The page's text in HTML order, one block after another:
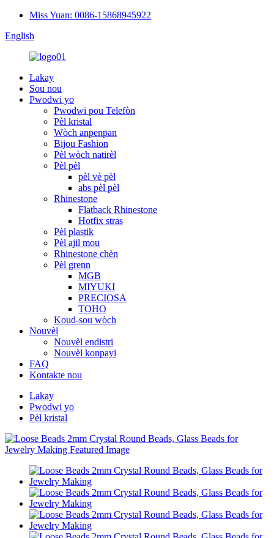
Miss Yuan: 0086-15868945922
English
Lakay
Sou nou
Pwodwi yo
Pwodwi pou Telefòn
Pèl kristal
Wòch anpenpan
Bijou Fashion
Pèl wòch natirèl
Pèl pèl
pèl vè pèl
abs pèl pèl
Rhinestone
Flatback Rhinestone
Hotfix stras
Pèl plastik
Pèl ajil mou
Rhinestone chèn
Pèl grenn
MGB
MIYUKI
PRECIOSA
TOHO
Koud-sou wòch
Nouvèl
Nouvèl endistri
Nouvèl konpayi
FAQ
Kontakte nou
Lakay
Pwodwi yo
Pèl kristal